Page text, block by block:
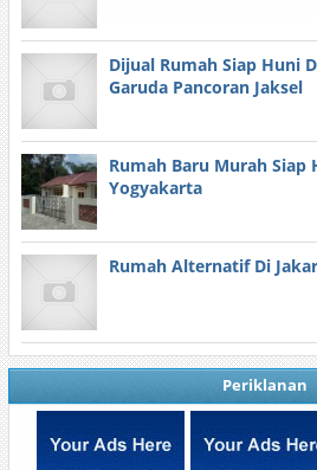
Dijual Rumah Siap Huni
Garuda Pancoran Jaksel
Rumah Baru Murah Siap
Yogyakarta
Rumah Alternatif Di
Periklanan